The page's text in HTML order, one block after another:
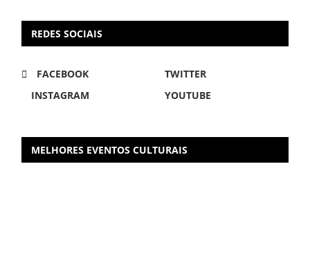
REDES SOCIAIS
FACEBOOK
TWITTER
INSTAGRAM
YOUTUBE
MELHORES EVENTOS CULTURAIS